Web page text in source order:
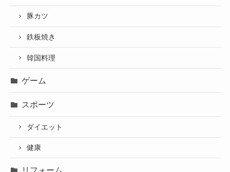
豚カツ
鉄板焼き
韓国料理
ゲーム
スポーツ
ダイエット
健康